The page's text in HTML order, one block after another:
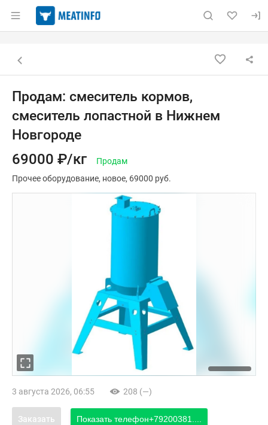
Раздел навигации по сайту meatinfo.ru
Объявление: Продам:
Навигация и управление объявлением
Назад к списку объявлений
Продам: смеситель кормов,
смеситель лопастной в Нижнем
Новгороде
69000 ₽/кг
Продам
Прочее оборудование новое 69000 руб.
3 августа 2026, 06:55 208 (—)
Заказать Показать телефон+79200381....